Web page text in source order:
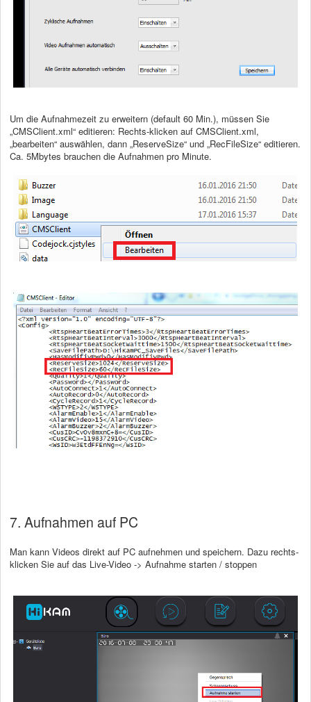
Um die Aufnahmezeit zu erweitern (default 60 Min.), müssen Sie
„CMSClient.xml“ editieren: Rechts-klicken auf CMSClient.xml,
„bearbeiten“ auswählen, dann „ReserveSize“ und „RecFileSize“ editieren.
Ca. 5Mbytes brauchen die Aufnahmen pro Minute.
7. Aufnahmen auf PC
Man kann Videos direkt auf PC aufnehmen und speichern. Dazu rechts-
klicken Sie auf das Live-Video -> Aufnahme starten / stoppen